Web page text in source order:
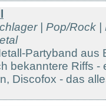
| Pop/Rock
Partyband aus
bekanntere Riffs -
Discofox - das